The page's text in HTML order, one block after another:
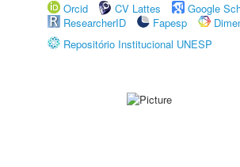
Orcid
CV Lattes
Google
ResearcherID
Fapesp
Repositório Institucional UNESP